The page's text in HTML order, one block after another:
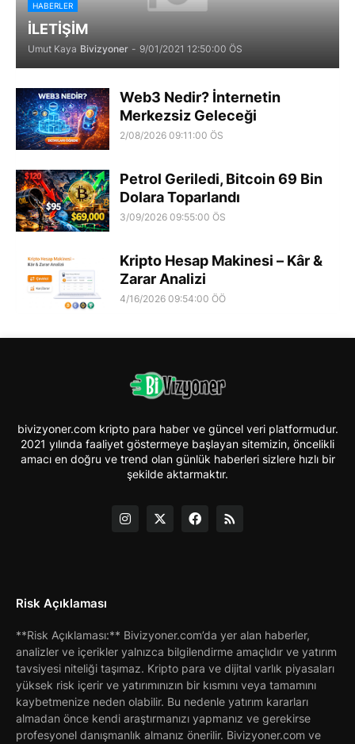
HABERLER
İLETİŞİM
Umut Kaya Bivizyoner - 9/01/2021 12:50:00 ÖS
Web3 Nedir? İnternetin
Merkezsiz Geleceği
2/08/2026 09:11:00 ÖS
Petrol Geriledi, Bitcoin 69 Bin
Dolara Toparlandı
3/09/2026 09:55:00 ÖS
Kripto Hesap Makinesi – Kâr &
Zarar Analizi
4/16/2026 09:54:00 ÖÖ
bivizyoner.com kripto para haber ve güncel veri platformudur.
2021 yılında faaliyet göstermeye başlayan sitemizin, öncelikli
amacı en doğru ve trend olan günlük haberleri sizlere hızlı bir
şekilde aktarmaktır.
Risk Açıklaması
**Risk Açıklaması:** Bivizyoner.com’da yer alan haberler,
analizler ve içerikler yalnızca bilgilendirme amaçlıdır ve yatırım
tavsiyesi niteliği taşımaz. Kripto para ve dijital varlık piyasaları
yüksek risk içerir ve yatırımınızın bir kısmını veya tamamını
kaybetmenize neden olabilir. Bu nedenle yatırım kararları
almadan önce kendi araştırmanızı yapmanız ve gerekirse
profesyonel danışmanlık almanız önerilir. Bivizyoner.com ve